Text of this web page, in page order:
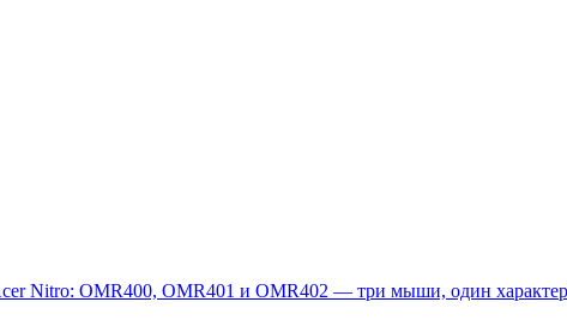
Nitro: OMR400, OMR401 и OMR402 — три мыши, один характер